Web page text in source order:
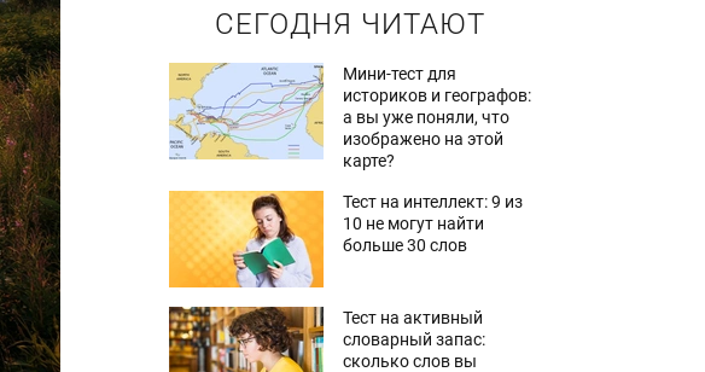
СЕГОДНЯ ЧИТАЮТ
Мини-тест для
историков и географов:
а вы уже поняли, что
изображено на этой
карте?
Тест на интеллект: 9 из
10 не могут найти
больше 30 слов
Тест на активный
словарный запас:
сколько слов вы